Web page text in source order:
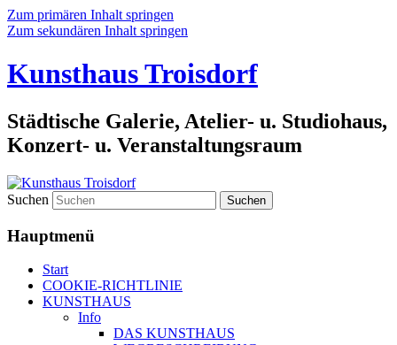
Zum primären Inhalt springen
Zum sekundären Inhalt springen
Kunsthaus Troisdorf
Städtische Galerie, Atelier- u. Studiohaus,
Konzert- u. Veranstaltungsraum
Suchen
Hauptmenü
Start
COOKIE-RICHTLINIE
KUNSTHAUS
Info
DAS KUNSTHAUS